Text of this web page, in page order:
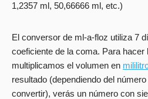
1,2357 ml, 50,66666 ml, etc.)
El conversor de ml-a-floz utiliza 7
coeficiente de la coma. Para hacer
multiplicamos el volumen en
resultado (dependiendo del
convertir), verás un número con